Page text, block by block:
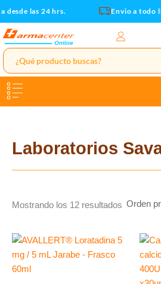
al
contenido
las 24 hrs. Envio a todo
Laboratorios
Mostrando los 12 resultados